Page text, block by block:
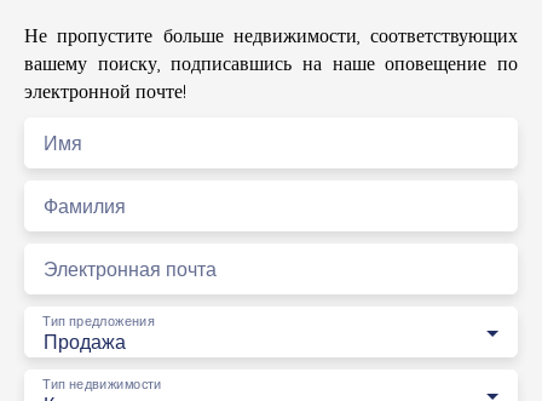
Не пропустите больше недвижимости, соответствующих
вашему поиску, подписавшись на наше оповещение по
электронной почте!
Имя
Фамилия
Электронная почта
Продажа
Тип предложения
Тип недвижимости